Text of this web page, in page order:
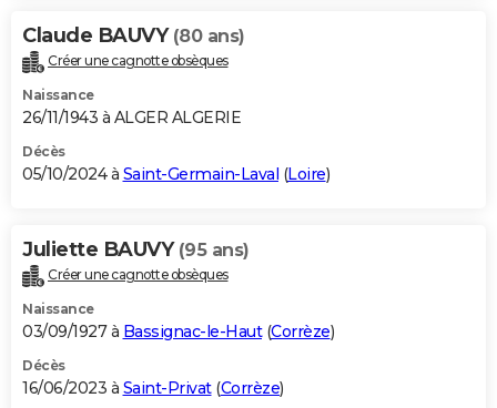
Claude BAUVY (80 ans)
Créer une cagnotte obsèques
Naissance
26/11/1943 à ALGER ALGERIE
Décès
05/10/2024 à Saint-Germain-Laval (Loire)
Juliette BAUVY (95 ans)
Créer une cagnotte obsèques
Naissance
03/09/1927 à Bassignac-le-Haut(Corrèze)
Décès
16/06/2023 à Saint-Privat(Corrèze)